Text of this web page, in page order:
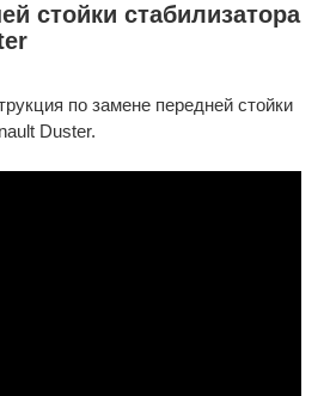
стойки стабилизатора
по замене передней стойки
Duster.